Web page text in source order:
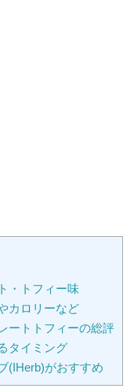
・トフィー味
カロリーなど
ートトフィーの総評
タイミング
(IHerb)がおすすめ